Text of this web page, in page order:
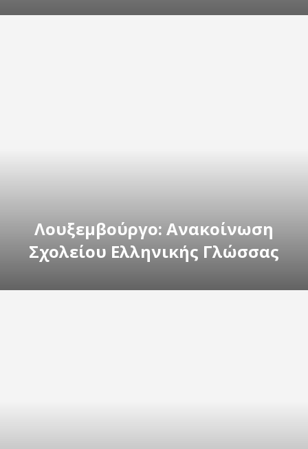
Λουξεμβούργο: Ανακοίνωση
Σχολείου Ελληνικής Γλώσσας